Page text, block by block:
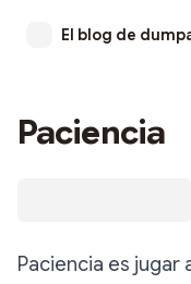
El blog de
Paciencia
Paciencia es jugar